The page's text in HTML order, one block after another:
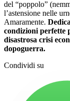
del “poppolo”
l’astensione nelle
Amaramente.
condizioni perfette
disastrosa crisi
dopoguerra.
Condividi su